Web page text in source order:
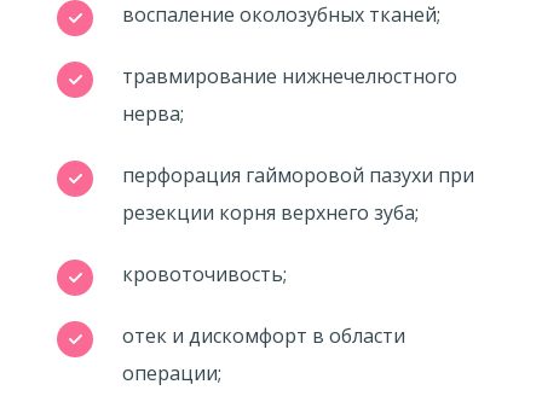
воспаление околозубных тканей;
травмирование нижнечелюстного
нерва;
перфорация гайморовой пазухи при
резекции корня верхнего зуба;
кровоточивость;
отек и дискомфорт в области
операции;